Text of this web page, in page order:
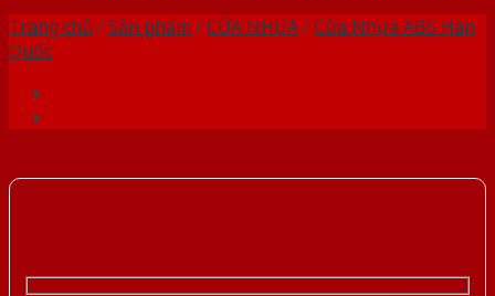
Trang chủ /Sản phẩm /CỬA NHỰA/Cửa Nhựa ABS Hàn
Quốc